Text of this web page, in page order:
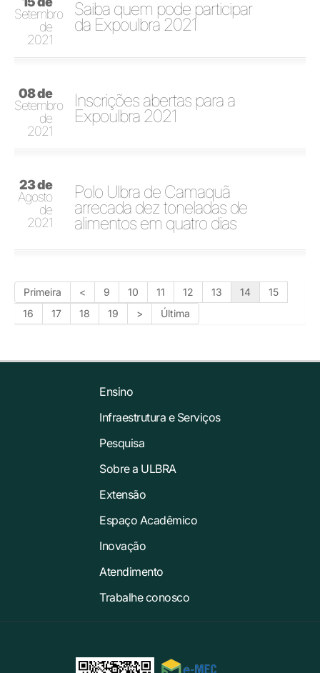
Setembro
de
2021
Saiba quem pode participar
da Expoulbra 2021
08 de
Setembro
de
2021
Inscrições abertas para a
Expoulbra 2021
23 de
Agosto
de
2021
Polo Ulbra de Camaquã
arrecada dez toneladas de
alimentos em quatro dias
Primeira < 9 10 11 12 13 14
15
16
17 18 19 > Última
Ensino
Infraestrutura e Serviços
Pesquisa
Sobre a ULBRA
Extensão
Espaço Acadêmico
Inovação
Atendimento
Trabalhe conosco